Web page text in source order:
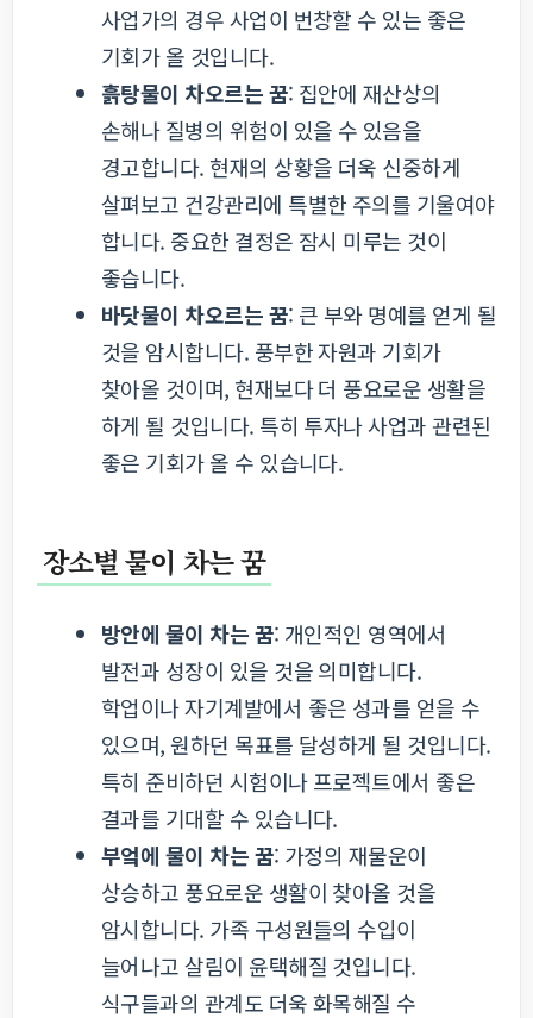
사업가의 경우 사업이 번창할 수 있는 좋은
기회가 올 것입니다.
흙탕물이 차오르는 꿈: 집안에 재산상의
손해나 질병의 위험이 있을 수 있음을
경고합니다. 현재의 상황을 더욱 신중하게
살펴보고 건강관리에 특별한 주의를 기울여야
합니다. 중요한 결정은 잠시 미루는 것이
좋습니다.
바닷물이 차오르는 꿈: 큰 부와 명예를 얻게 될
것을 암시합니다. 풍부한 자원과 기회가
찾아올 것이며, 현재보다 더 풍요로운 생활을
하게 될 것입니다. 특히 투자나 사업과 관련된
좋은 기회가 올 수 있습니다.
장소별 물이 차는 꿈
방안에 물이 차는 꿈: 개인적인 영역에서
발전과 성장이 있을 것을 의미합니다.
학업이나 자기계발에서 좋은 성과를 얻을 수
있으며, 원하던 목표를 달성하게 될 것입니다.
특히 준비하던 시험이나 프로젝트에서 좋은
결과를 기대할 수 있습니다.
부엌에 물이 차는 꿈: 가정의 재물운이
상승하고 풍요로운 생활이 찾아올 것을
암시합니다. 가족 구성원들의 수입이
늘어나고 살림이 윤택해질 것입니다.
식구들과의 관계도 더욱 화목해질 수